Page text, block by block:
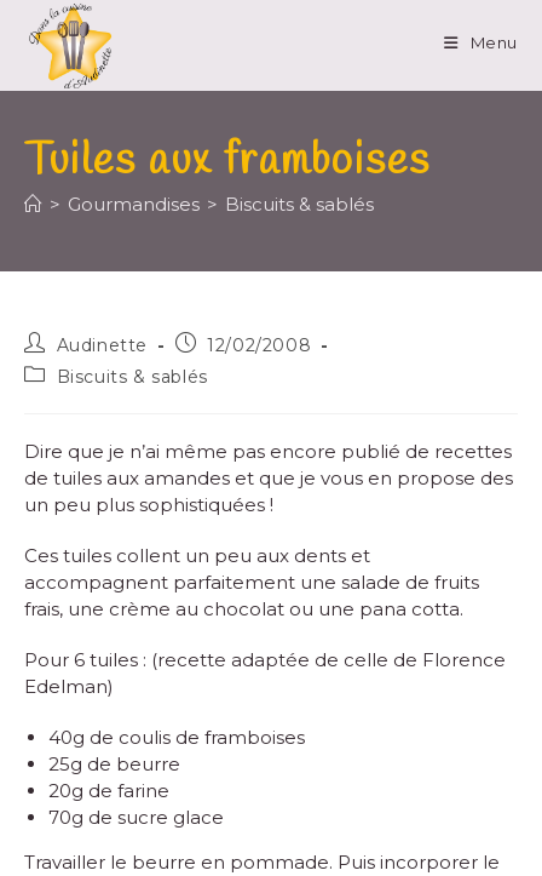
Menu
Tuiles aux framboises
> Gourmandises > Biscuits & sablés
Audinette
12/02/2008
Biscuits & sablés
Dire que je n’ai même pas encore publié de recettes
de tuiles aux amandes et que je vous en propose des
un peu plus sophistiquées !
Ces tuiles collent un peu aux dents et
accompagnent parfaitement une salade de fruits
frais, une crème au chocolat ou une pana cotta.
Pour 6 tuiles : (recette adaptée de celle de Florence
Edelman)
40g de coulis de framboises
25g de beurre
20g de farine
70g de sucre glace
Travailler le beurre en pommade. Puis incorporer le